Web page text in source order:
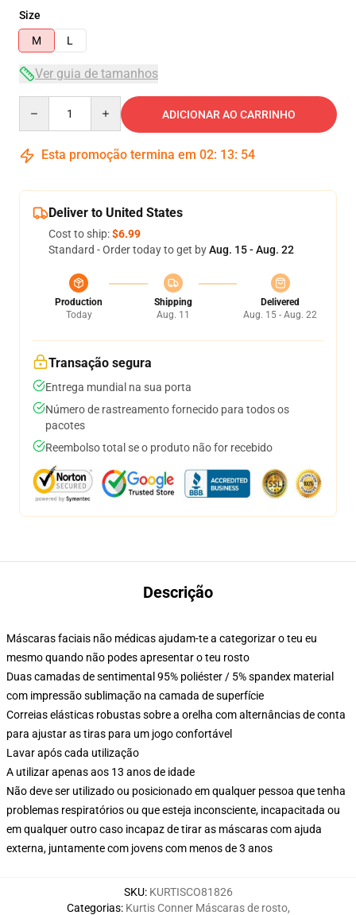
Size
M
L
Ver guia de tamanhos
ADICIONAR AO CARRINHO
Esta promoção termina em 02: 13: 54
Deliver to United States
Cost to ship:$6.99
Standard - Order today to get byAug. 15 - Aug. 22
Production
Today
Shipping
Aug. 11
Delivered
Aug. 15 - Aug. 22
Transação segura
Entrega mundial na sua porta
Número de rastreamento fornecido para todos os
pacotes
Reembolso total se o produto não for recebido
Descrição
Máscaras faciais não médicas ajudam-te a categorizar o teu eu
mesmo quando não podes apresentar o teu rosto
Duas camadas de sentimental 95% poliéster / 5% spandex material
com impressão sublimação na camada de superfície
Correias elásticas robustas sobre a orelha com alternâncias de conta
para ajustar as tiras para um jogo confortável
Lavar após cada utilização
A utilizar apenas aos 13 anos de idade
Não deve ser utilizado ou posicionado em qualquer pessoa que tenha
problemas respiratórios ou que esteja inconsciente, incapacitada ou
em qualquer outro caso incapaz de tirar as máscaras com ajuda
externa, juntamente com jovens com menos de 3 anos
SKU: KURTISCO81826
Categorias: Kurtis Conner Máscaras de rosto,